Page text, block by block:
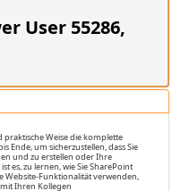
User 55286,
praktische Weise die komplette
Ende, um sicherzustellen, dass Sie
und zu erstellen oder Ihre
es, zu lernen, wie Sie SharePoint
Website-Funktionalität verwenden,
Ihren Kollegen